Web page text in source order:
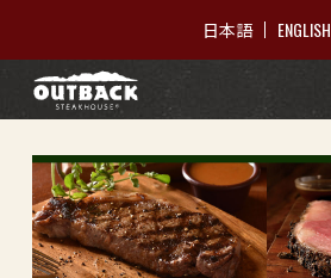
日本語 ENGLISH